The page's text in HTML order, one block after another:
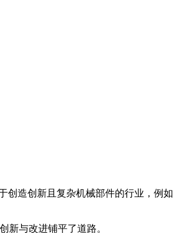
创造创新且复杂机械部件的行业，例如
新与改进铺平了道路。